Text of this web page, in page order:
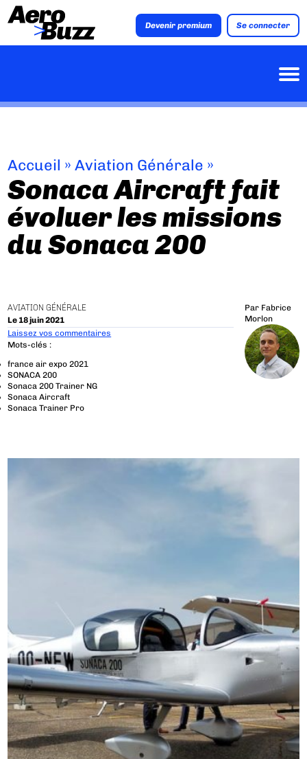
Devenir premium Se connecter
Accueil »Aviation Générale »
Sonaca Aircraft fait
évoluer les missions
du Sonaca 200
AVIATION GÉNÉRALE
Le 18 juin 2021
Par Fabrice
Morlon
Laissez vos commentaires
Mots-clés :
france air expo 2021
SONACA 200
Sonaca 200 Trainer NG
Sonaca Aircraft
Sonaca Trainer Pro